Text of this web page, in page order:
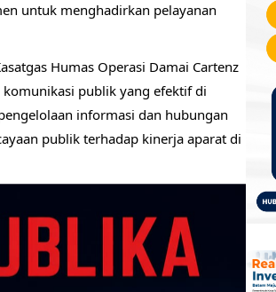
untuk menghadirkan pelayanan
Humas Operasi Damai Cartenz
publik yang efektif di
informasi dan hubungan
publik terhadap kinerja aparat di